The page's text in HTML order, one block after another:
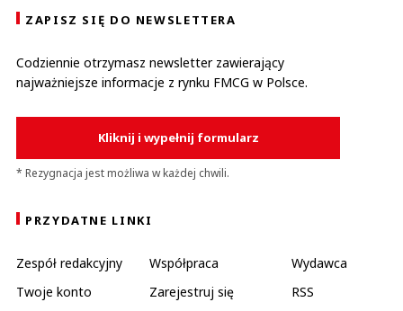
ZAPISZ SIĘ DO NEWSLETTERA
Codziennie otrzymasz newsletter zawierający
najważniejsze informacje z rynku FMCG w Polsce.
Kliknij i wypełnij formularz
* Rezygnacja jest możliwa w każdej chwili.
PRZYDATNE LINKI
Zespół redakcyjny Współpraca
Wydawca
Twoje konto
Zarejestruj się
RSS